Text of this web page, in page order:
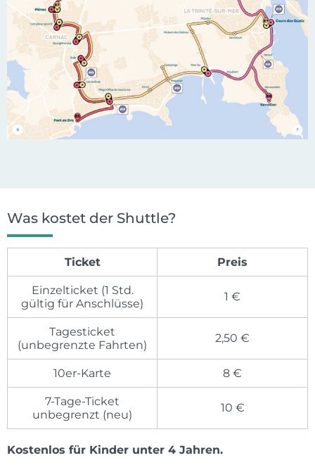
Was kostet der Shuttle?
Ticket Preis
Einzelticket (1 Std.
gültig für Anschlüsse)
1 €
Tagesticket
(unbegrenzte Fahrten)
2,50 €
10er-Karte 8 €
7-Tage-Ticket
unbegrenzt (neu)
10 €
Kostenlos für Kinder unter 4 Jahren.